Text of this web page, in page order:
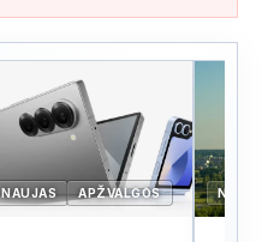
NAUJAS APŽVALGOS